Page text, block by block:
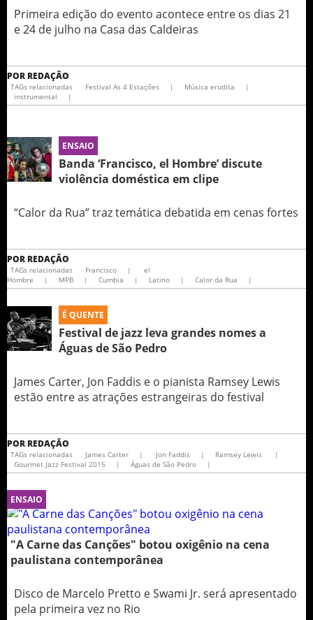
Primeira edição do evento acontece entre os dias 21
e 24 de julho na Casa das Caldeiras
POR REDAÇÃO
TAGs relacionadas Festival As 4 Estações | Música erudita
|
instrumental
|
ENSAIO
Banda ‘Francisco, el Hombre’ discute
violência doméstica em clipe
“Calor da Rua” traz temática debatida em cenas fortes
POR REDAÇÃO
TAGs relacionadas Francisco |
el
Hombre
| MPB | Cumbia | Latino | Calor da Rua |
É QUENTE
Festival de jazz leva grandes nomes a
Águas de São Pedro
James Carter, Jon Faddis e o pianista Ramsey Lewis
estão entre as atrações estrangeiras do festival
POR REDAÇÃO
TAGs relacionadas James Carter | Jon Faddis | Ramsey Lewis
|
Gourmet Jazz Festival 2015
| Águas de São Pedro |
ENSAIO
"A Carne das Canções" botou oxigênio na cena
paulistana contemporânea
Disco de Marcelo Pretto e Swami Jr. será apresentado
pela primeira vez no Rio